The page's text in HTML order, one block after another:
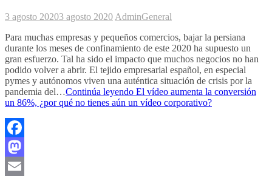
3 agosto 20203 agosto 2020 AdminGeneral
Para muchas empresas y pequeños comercios, bajar la persiana
durante los meses de confinamiento de este 2020 ha supuesto un
gran esfuerzo. Tal ha sido el impacto que muchos negocios no han
podido volver a abrir. El tejido empresarial español, en especial
pymes y autónomos viven una auténtica situación de crisis por la
pandemia del…Continúa leyendo El vídeo aumenta la conversión
un 86%, ¿por qué no tienes aún un vídeo corporativo?
Facebook
Mastodon